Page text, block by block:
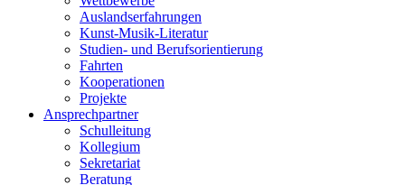
Auslandserfahrungen
Kunst-Musik-Literatur
Studien- und Berufsorientierung
Fahrten
Kooperationen
Projekte
Ansprechpartner
Schulleitung
Kollegium
Sekretariat
Beratung